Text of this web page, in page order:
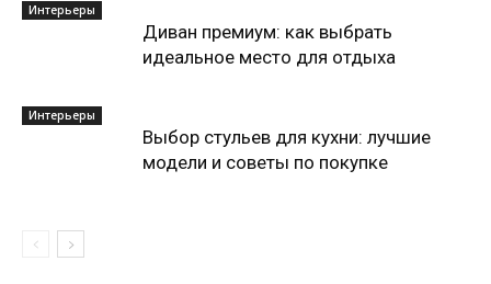
Интерьеры
Диван премиум: как выбрать
идеальное место для отдыха
Интерьеры
Выбор стульев для кухни: лучшие
модели и советы по покупке